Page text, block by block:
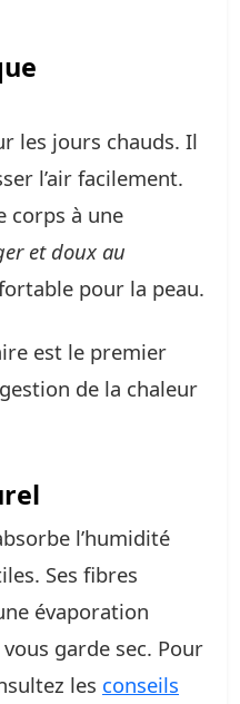
les jours chauds. Il
l’air facilement.
corps à une
et doux au
pour la peau.
est le premier
de la chaleur
l’humidité
Ses fibres
évaporation
garde sec. Pour
les conseils